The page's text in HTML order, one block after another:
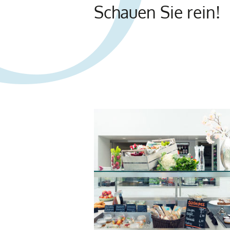
Schauen Sie rein!